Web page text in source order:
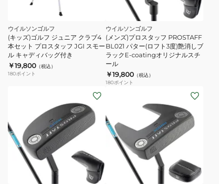
納
ウ
イ
ル
ソ
2530
用
ヘ
ッ
ド
カ
バ
イ
ル
ウイルソンゴルフ
(キッズ)ゴルフ ジュニア クラブ4
本セット プロスタッフ JGI スモー
ル キャディバッグ付き
￥19,800 （税込）
180ポイント
ウイルソンゴルフ
(メンズ)プロスタッフ PROSTAFF
BL021 パター(ロフト3度)艶消しブ
ラックE-coatingオリジナルスチ
ール
￥19,800 （税込）
180ポイント